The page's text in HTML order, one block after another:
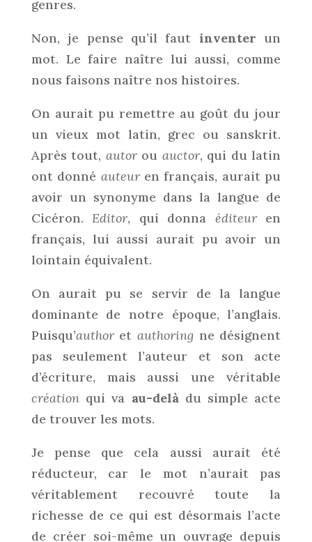
genres.
Non, je pense qu’il faut inventer un
mot. Le faire naître lui aussi, comme
nous faisons naître nos histoires.
On aurait pu remettre au goût du jour
un vieux mot latin, grec ou sanskrit.
Après tout, autorou auctor, qui du latin
ont donné auteuren français, aurait pu
avoir un synonyme dans la langue de
Cicéron.Editor, qui donna éditeuren
français, lui aussi aurait pu avoir un
lointain équivalent.
On aurait pu se servir de la langue
dominante de notre époque, l’anglais.
Puisqu’authoret authoring ne désignent
pas seulement l’auteur et son acte
d’écriture, mais aussi une véritable
créationqui va au-delàdu simple acte
de trouver les mots.
Je pense que cela aussi aurait été
réducteur, car le mot n’aurait pas
véritablement recouvré toute la
richesse de ce qui est désormais l’acte
de créer soi-même un ouvrage depuis